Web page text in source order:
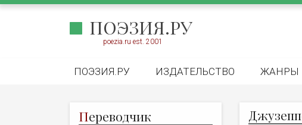
ПОЭЗИЯ.РУ
poezia.ru est. 2001
ПОЭЗИЯ.РУ ИЗДАТЕЛЬСТВО ЖАНРЫ
Переводчик